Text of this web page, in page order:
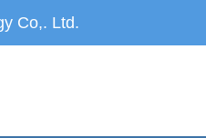
Co,. Ltd.